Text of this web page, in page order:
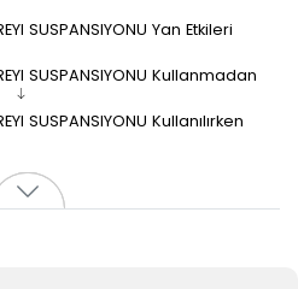
SUSPANSIYONU Yan Etkileri
SUSPANSIYONU Kullanmadan
SUSPANSIYONU Kullanılırken